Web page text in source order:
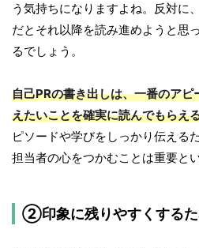
う気持ちになりますよね。反対に
だとそれ以降を読み進めようと思
るでしょう。
自己PRの書き出しは、一番のア
えたいことを確実に読んでもらえ
ピソードや学びをしっかり伝える
担当者の心をつかむことは重要とい
②印象に残りやすくする